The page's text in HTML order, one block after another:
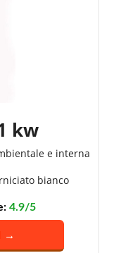
kw
e interna
bianco
4.9/5
→